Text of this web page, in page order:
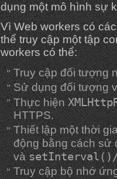
dụng một mô hình sự
Vì Web workers có
thể truy cập một tập
workers có thể:
Truy cập đối tượng
Sử dụng đối tượng
Thực hiện
HTTPS.
Thiết lập một thời
động bằng cách sử
và
Truy cập bộ nhớ